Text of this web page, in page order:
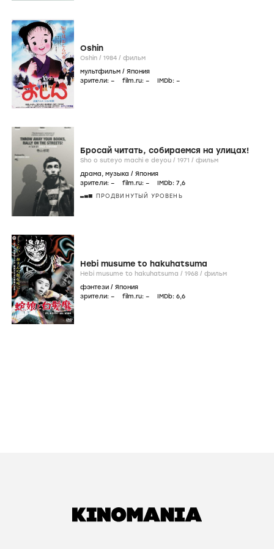
Oshin
Oshin / 1984 / фильм
мультфильм / Япония
зрители: – film.ru: – IMDb: –
Бросай читать, собираемся на улицах!
Sho o suteyo machi e deyou / 1971 / фильм
драма, музыка / Япония
зрители: – film.ru: – IMDb: 7,6
ПРОДВИНУТЫЙ УРОВЕНЬ
Hebi musume to hakuhatsuma
Hebi musume to hakuhatsuma / 1968 / фильм
фэнтези / Япония
зрители: – film.ru: – IMDb: 6,6